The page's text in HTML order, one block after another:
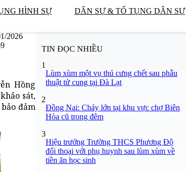
HÌNH SỰ DÂN SỰ & TỐ TỤNG DÂN SỰ
2026
Hồng
sát,
đảm
TIN ĐỌC NHIỀU
1
Lùm xùm một vụ thú cưng chết sau phẫu
thuật tử cung tại Đà Lạt
2
Đồng Nai: Cháy lớn tại khu vực chợ Biên
Hòa cũ trong đêm
3
Hiệu trưởng Trường THCS Phương Độ
đối thoại với phụ huynh sau lùm xùm về
tiền ăn học sinh